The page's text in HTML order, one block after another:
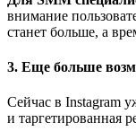
внимание
станет больше, а
3. Еще больше
Сейчас в Instagram
и таргетированная